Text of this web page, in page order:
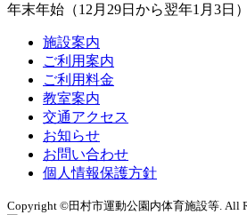
年末年始（12月29日から翌年1月3日）
施設案内
ご利用案内
ご利用料金
教室案内
交通アクセス
お知らせ
お問い合わせ
個人情報保護方針
Copyright ©田村市運動公園内体育施設等. All